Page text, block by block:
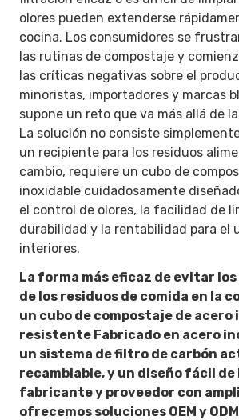
olores pueden extenderse
cocina. Los consumidores se
las rutinas de compostaje y
las críticas negativas sobre el
minoristas, importadores y marcas
supone un reto que va más allá de
La solución no consiste
un recipiente para los residuos
cambio, requiere un cubo de
inoxidable cuidadosamente
el control de olores, la facilidad de
durabilidad y la rentabilidad para el
interiores.
La forma más eficaz de evitar
de los residuos de comida en la
un cubo de compostaje de acero
resistente Fabricado en acero
un sistema de filtro de carbón
recambiable, y un diseño fácil de
fabricante y proveedor con
ofrecemos soluciones OEM y ODM